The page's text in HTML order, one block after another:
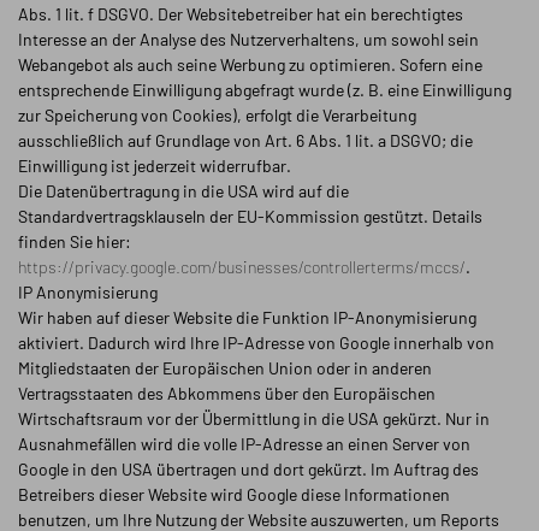
Abs. 1 lit. f DSGVO. Der Websitebetreiber hat ein berechtigtes
Interesse an der Analyse des Nutzerverhaltens, um sowohl sein
Webangebot als auch seine Werbung zu optimieren. Sofern eine
entsprechende Einwilligung abgefragt wurde (z. B. eine Einwilligung
zur Speicherung von Cookies), erfolgt die Verarbeitung
ausschließlich auf Grundlage von Art. 6 Abs. 1 lit. a DSGVO; die
Einwilligung ist jederzeit widerrufbar.
Die Datenübertragung in die USA wird auf die
Standardvertragsklauseln der EU-Kommission gestützt. Details
finden Sie hier:
https://privacy.google.com/businesses/controllerterms/mccs/.
IP Anonymisierung
Wir haben auf dieser Website die Funktion IP-Anonymisierung
aktiviert. Dadurch wird Ihre IP-Adresse von Google innerhalb von
Mitgliedstaaten der Europäischen Union oder in anderen
Vertragsstaaten des Abkommens über den Europäischen
Wirtschaftsraum vor der Übermittlung in die USA gekürzt. Nur in
Ausnahmefällen wird die volle IP-Adresse an einen Server von
Google in den USA übertragen und dort gekürzt. Im Auftrag des
Betreibers dieser Website wird Google diese Informationen
benutzen, um Ihre Nutzung der Website auszuwerten, um Reports